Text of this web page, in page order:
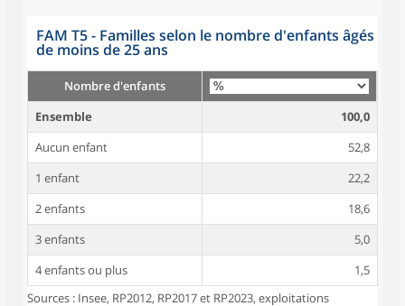
FAM T5 - Familles selon le nombre d'enfants âgés
de moins de 25 ans
Nombre d'enfants
Ensemble
100,0
Aucun enfant
52,8
1 enfant
22,2
2 enfants
18,6
3 enfants
5,0
4 enfants ou plus
1,5
Sources : Insee, RP2012, RP2017 et RP2023, exploitations